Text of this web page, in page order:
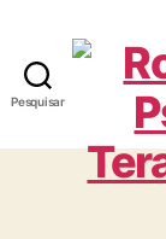
Pesquisar